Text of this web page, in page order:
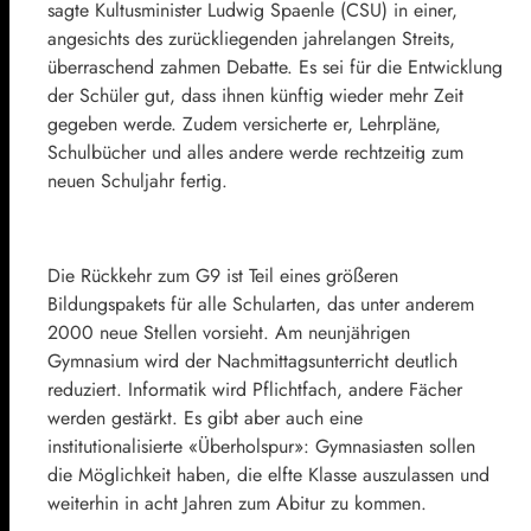
sagte Kultusminister Ludwig Spaenle (CSU) in einer,
angesichts des zurückliegenden jahrelangen Streits,
überraschend zahmen Debatte. Es sei für die Entwicklung
der Schüler gut, dass ihnen künftig wieder mehr Zeit
gegeben werde. Zudem versicherte er, Lehrpläne,
Schulbücher und alles andere werde rechtzeitig zum
neuen Schuljahr fertig.
Die Rückkehr zum G9 ist Teil eines größeren
Bildungspakets für alle Schularten, das unter anderem
2000 neue Stellen vorsieht. Am neunjährigen
Gymnasium wird der Nachmittagsunterricht deutlich
reduziert. Informatik wird Pflichtfach, andere Fächer
werden gestärkt. Es gibt aber auch eine
institutionalisierte «Überholspur»: Gymnasiasten sollen
die Möglichkeit haben, die elfte Klasse auszulassen und
weiterhin in acht Jahren zum Abitur zu kommen.